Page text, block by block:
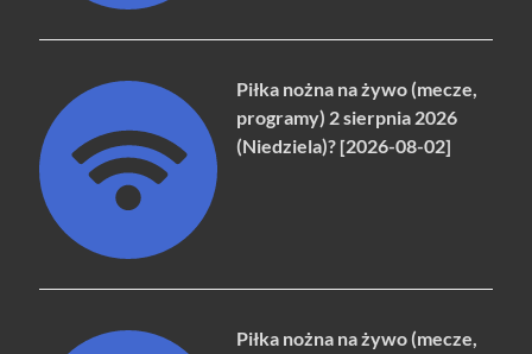
Piłka nożna na żywo (mecze,
programy) 2 sierpnia 2026
(Niedziela)? [2026-08-02]
Piłka nożna na żywo (mecze,